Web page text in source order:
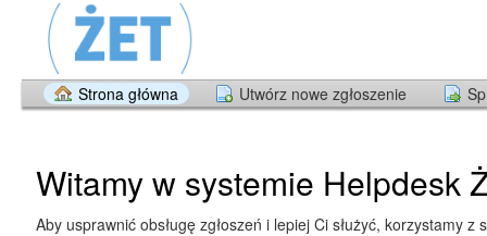
Strona główna Utwórz nowe zgłoszenie
Witamy w systemie Helpdesk
Aby usprawnić obsługę zgłoszeń i lepiej Ci służyć, korzystamy z